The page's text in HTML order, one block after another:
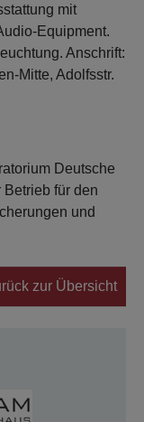
mit
Equipment.
Anschrift:
Mitte, Adolfsstr.
Deutsche
Betrieb für den
und
zur Übersicht